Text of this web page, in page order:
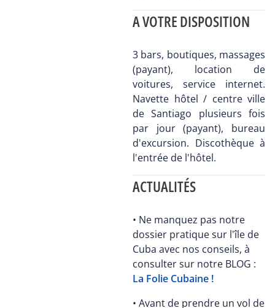
A VOTRE DISPOSITION
3 bars, boutiques, massages
(payant), location de
voitures, service internet.
Navette hôtel / centre ville
de Santiago plusieurs fois
par jour (payant), bureau
d'excursion. Discothèque à
l'entrée de l'hôtel.
ACTUALITÉS
• Ne manquez pas notre
dossier pratique sur l'île de
Cuba avec nos conseils, à
consulter sur notre BLOG :
La Folie Cubaine !
• Avant de prendre un vol de